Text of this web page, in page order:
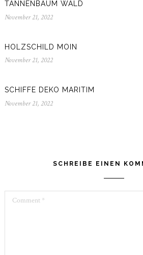
TANNENBAUM WALD
November 21, 2022November
HOLZSCHILD MOIN
November 21, 2022November
SCHIFFE DEKO MARITIM
November 21, 2022November
SCHREIBE EINEN